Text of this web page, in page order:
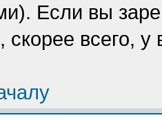
Если вы
скорее всего,